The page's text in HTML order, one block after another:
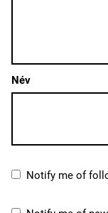
Név
Notify me of